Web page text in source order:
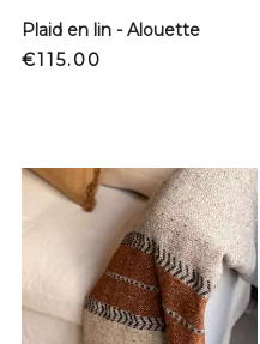
Plaid en lin - Alouette
Price
€115.00